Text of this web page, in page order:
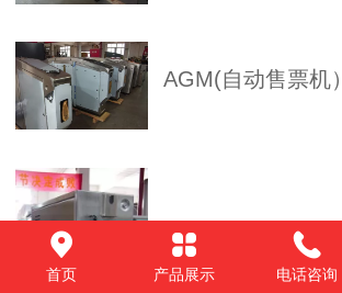
AGM(自动售票机
BOM(半自动售票
首页 产品展示 电话咨询